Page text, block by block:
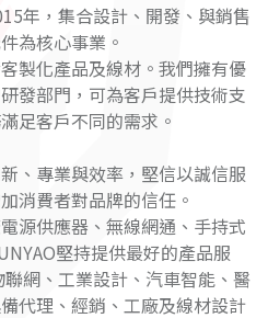
年，集合設計、開發、與銷售
為核心事業。
製化產品及線材。我們擁有優
發部門，可為客戶提供技術支
足客戶不同的需求。
、專業與效率，堅信以誠信服
消費者對品牌的信任。
源供應器、無線網通、手持式
堅持提供最好的產品服
網、工業設計、汽車智能、醫
代理、經銷、工廠及線材設計